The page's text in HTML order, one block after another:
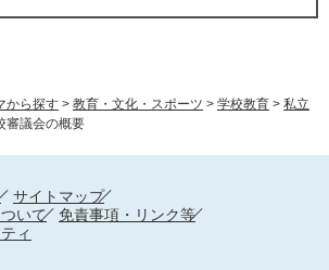
から探す > 教育・文化・スポーツ > 学校教育 > 私立
審議会の概要
サイトマップ
いて
免責事項・リンク等
ィ